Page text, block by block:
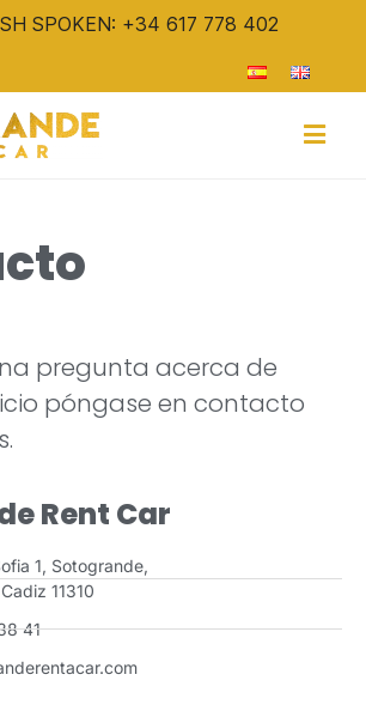
SPOKEN: +34 617 778 402
pregunta acerca de
póngase en contacto
Rent Car
1, Sotogrande,
11310
41